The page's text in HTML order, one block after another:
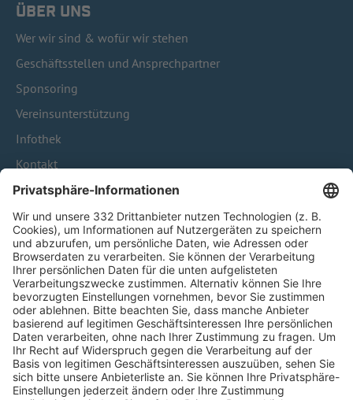
ÜBER UNS
Wer wir sind & wofür wir stehen
Geschäftsstellen und Ansprechpartner
Sponsoring
Vereinsunterstützung
Infothek
Kontakt
HÄUFIG BESUCHTE SEITEN
Pässe und Vereinswechsel
Trainerausbildung
Schulungsangebot Vereinsmitarbeiter
BFV-Geschäftsstellen
Trainerbörse
Login SpielPlus